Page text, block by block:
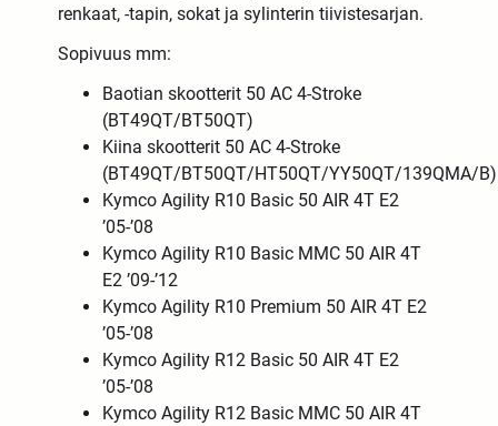
renkaat, -tapin, sokat ja sylinterin tiivistesarjan.
Sopivuus mm:
Baotian skootterit 50 AC 4-Stroke
(BT49QT/BT50QT)
Kiina skootterit 50 AC 4-Stroke
(BT49QT/BT50QT/HT50QT/YY50QT/139QMA/B)
Kymco Agility R10 Basic 50 AIR 4T E2
’05-’08
Kymco Agility R10 Basic MMC 50 AIR 4T
E2 ’09-’12
Kymco Agility R10 Premium 50 AIR 4T E2
’05-’08
Kymco Agility R12 Basic 50 AIR 4T E2
’05-’08
Kymco Agility R12 Basic MMC 50 AIR 4T